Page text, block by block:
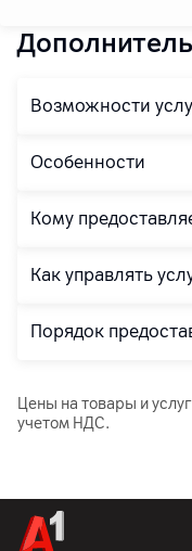
Возможности
Особенности
Кому
Как управлять
Порядок
Цены на товары и
учетом НДС.